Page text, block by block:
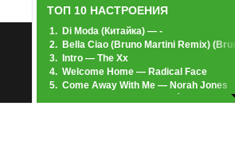
47% 14. Slow — Hurts
83% 15. Always On My Mind — Chris
79% 16. Sail Away — The Rasmus
ТОП 10 НАСТРОЕНИЯ
1. Di Moda (Китайка) — -
2. Bella Ciao (Bruno Martini Remix)
3.
Intro — The Xx
4. Welcome Home — Radical Face
5. Come Away With Me — Norah Jones